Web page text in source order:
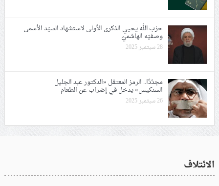
حزب الله يحيي الذكرى الأولى لاستشهاد السيّد الأسمى
وصفيّه الهاشميّ
28 سبتمبر 2025
مجدّدًا.. الرمز المعتقل «الدكتور عبد الجليل
السنكيس» يدخل في إضراب عن الطعام
26 سبتمبر 2025
الائتلاف